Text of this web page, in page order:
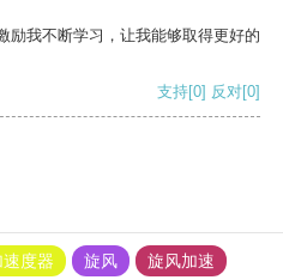
励我不断学习，让我能够取得更好的
支持[0] 反对[0]
度器 旋风 旋风加速